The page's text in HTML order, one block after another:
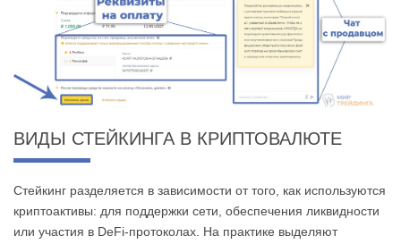
ВИДЫ СТЕЙКИНГА В КРИПТОВАЛЮТЕ
Стейкинг разделяется в зависимости от того, как используются
криптоактивы: для поддержки сети, обеспечения ликвидности
или участия в DeFi-протоколах. На практике выделяют